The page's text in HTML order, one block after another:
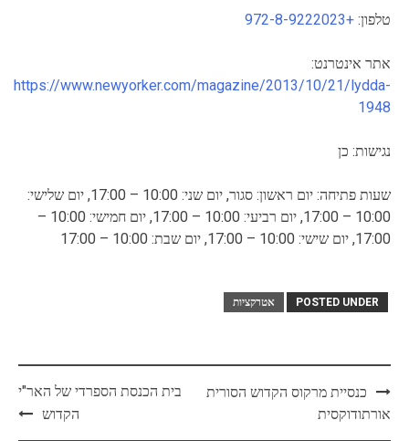
טלפון: +972-8-9222023
אתר אינטרנט:
https://www.newyorker.com/magazine/2013/10/21/lydda-
1948
נגישות: כן
שעות פתיחה: יום ראשון: סגור, יום שני: 10:00 – 17:00, יום שלישי:
10:00 – 17:00, יום רביעי: 10:00 – 17:00, יום חמישי: 10:00 –
17:00, יום שישי: 10:00 – 17:00, יום שבת: 10:00 – 17:00
POSTED UNDER אטרקציות
Post
navigation
כנסיית מרקוס הקדוש הסורית
אורתודוקסית
בית הכנסת הספרדי של האר"י
הקדוש